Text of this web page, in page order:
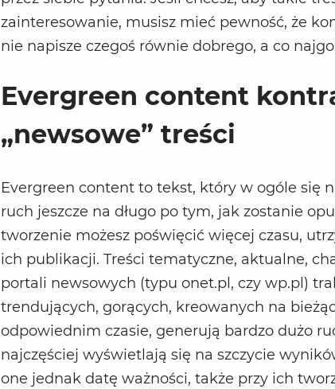
zainteresowanie, musisz mieć pewność, że
nie napisze czegoś równie dobrego, a co
Evergreen content
„newsowe” treści
Evergreen content to tekst, który w ogóle się
ruch jeszcze na długo po tym, jak zostanie
tworzenie możesz poświęcić więcej czasu,
ich publikacji. Treści tematyczne, aktualne,
portali newsowych (typu onet.pl, czy wp.pl)
trendujących, gorących, kreowanych na
odpowiednim czasie, generują bardzo dużo
najczęściej wyświetlają się na szczycie
one jednak datę ważności, także przy ich